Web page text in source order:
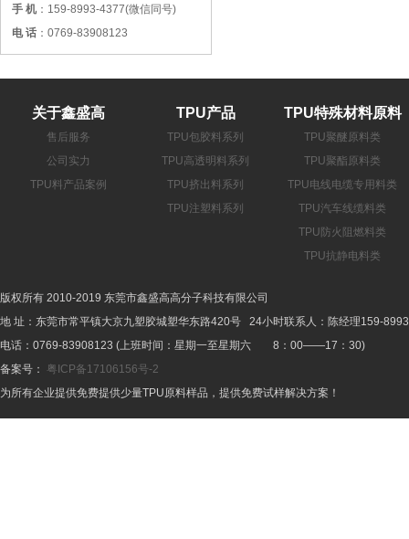
手 机 ：159-8993-4377(微信同号)
电 话 ：0769-83908123
关于鑫盛高
售后服务
公司实力
TPU料产品案例
TPU产品
TPU包胶料系列
TPU高透明料系列
TPU挤出料系列
TPU注塑料系列
TPU特殊材料原料
TPU聚醚原料类
TPU聚酯原料类
TPU电线电缆专用料类
TPU汽车线缆料类
TPU防火阻燃料类
TPU抗静电料类
版权所有 2010-2019 东莞市鑫盛高高分子科技有限公司
地 址：东莞市常平镇大京九塑胶城塑华东路420号 24小时联系人：陈经理159-
电话：0769-83908123 (上班时间：星期一至星期六 8：00——17：30)
备案号： 粤ICP备17106156号-2
为所有企业提供免费提供少量TPU原料样品，提供免费试样解决方案！